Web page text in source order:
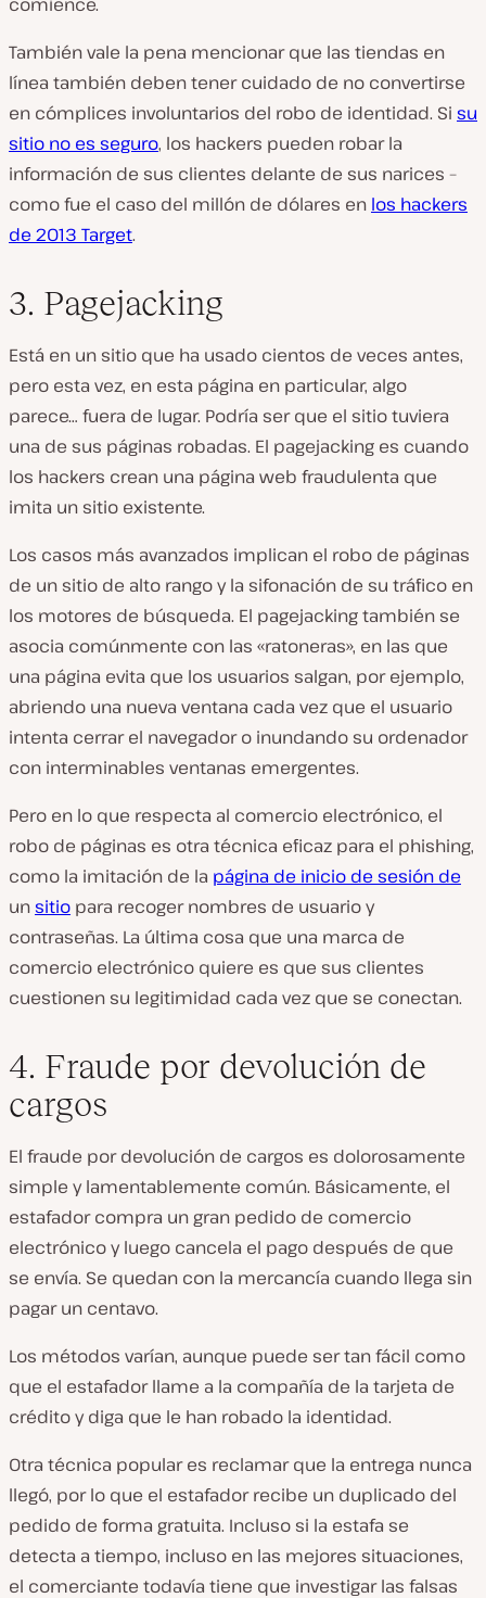
También vale la pena mencionar que las tiendas en
línea también deben tener cuidado de no convertirse
en cómplices involuntarios del robo de identidad. Si su
sitio no es seguro, los hackers pueden robar la
información de sus clientes delante de sus narices –
como fue el caso del millón de dólares en los hackers
de 2013 Target.
3. Pagejacking
Está en un sitio que ha usado cientos de veces antes,
pero esta vez, en esta página en particular, algo
parece… fuera de lugar. Podría ser que el sitio tuviera
una de sus páginas robadas. El pagejacking es cuando
los hackers crean una página web fraudulenta que
imita un sitio existente.
Los casos más avanzados implican el robo de páginas
de un sitio de alto rango y la sifonación de su tráfico en
los motores de búsqueda. El pagejacking también se
asocia comúnmente con las «ratoneras», en las que
una página evita que los usuarios salgan, por ejemplo,
abriendo una nueva ventana cada vez que el usuario
intenta cerrar el navegador o inundando su ordenador
con interminables ventanas emergentes.
Pero en lo que respecta al comercio electrónico, el
robo de páginas es otra técnica eficaz para el phishing,
como la imitación de la página de inicio de sesión de
unsitio para recoger nombres de usuario y
contraseñas. La última cosa que una marca de
comercio electrónico quiere es que sus clientes
cuestionen su legitimidad cada vez que se conectan.
4. Fraude por devolución de
cargos
El fraude por devolución de cargos es dolorosamente
simple y lamentablemente común. Básicamente, el
estafador compra un gran pedido de comercio
electrónico y luego cancela el pago después de que
se envía. Se quedan con la mercancía cuando llega sin
pagar un centavo.
Los métodos varían, aunque puede ser tan fácil como
que el estafador llame a la compañía de la tarjeta de
crédito y diga que le han robado la identidad.
Otra técnica popular es reclamar que la entrega nunca
llegó, por lo que el estafador recibe un duplicado del
pedido de forma gratuita. Incluso si la estafa se
detecta a tiempo, incluso en las mejores situaciones,
el comerciante todavía tiene que investigar las falsas